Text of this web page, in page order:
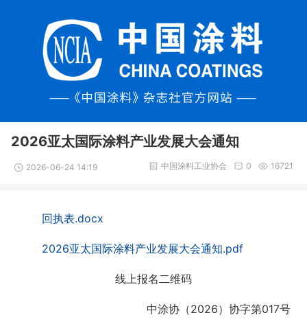
2026亚太国际涂料产业发展大会通知
2026-06-24 14:19 16721
0
中国涂料工业协会
回执表.docx
2026亚太国际涂料产业发展大会通知.pdf
线上报名二维码
中涂协（2026）协字第017号